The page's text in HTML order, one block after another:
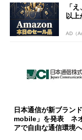
「
以
AD（
日本通信が新ブラン
mobile」を発表 ネ
アで自由な通信環境へ